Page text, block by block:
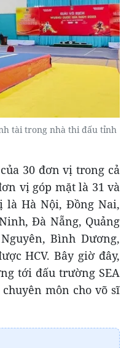
tài trong nhà thi đấu tỉnh
30 đơn vị trong cả
vị góp mặt là 31 và
là Hà Nội, Đồng Nai,
Đà Nẵng, Quảng
Bình Dương,
HCV. Bây giờ đây,
tới đấu trường SEA
môn cho võ sĩ